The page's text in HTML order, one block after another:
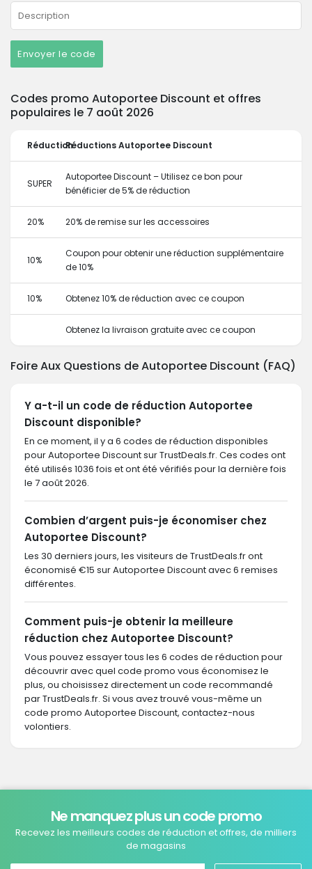
Envoyer le code
Codes promo Autoportee Discount et offres
populaires le 7 août 2026
RéductionRéductions Autoportee Discount
SUPER
Autoportee Discount – Utilisez ce bon pour
bénéficier de 5% de réduction
20% 20% de remise sur les accessoires
10%
Coupon pour obtenir une réduction supplémentaire
de 10%
10% Obtenez 10% de réduction avec ce coupon
Obtenez la livraison gratuite avec ce coupon
Foire Aux Questions de Autoportee Discount (FAQ)
Y a-t-il un code de réduction Autoportee
Discount disponible?
En ce moment, il y a 6 codes de réduction disponibles
pour Autoportee Discount sur TrustDeals.fr. Ces codes ont
été utilisés 1036 fois et ont été vérifiés pour la dernière fois
le 7 août 2026.
Combien d’argent puis-je économiser chez
Autoportee Discount?
Les 30 derniers jours, les visiteurs de TrustDeals.fr ont
économisé €15 sur Autoportee Discount avec 6 remises
différentes.
Comment puis-je obtenir la meilleure
réduction chez Autoportee Discount?
Vous pouvez essayer tous les 6 codes de réduction pour
découvrir avec quel code promo vous économisez le
plus, ou choisissez directement un code recommandé
par TrustDeals.fr. Si vous avez trouvé vous-même un
code promo Autoportee Discount, contactez-nous
volontiers.
Ne manquez plus un code promo
Recevez les meilleurs codes de réduction et offres, de milliers
de magasins